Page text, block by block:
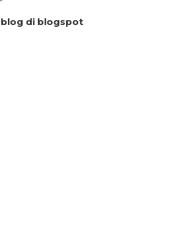
blog di blogspot